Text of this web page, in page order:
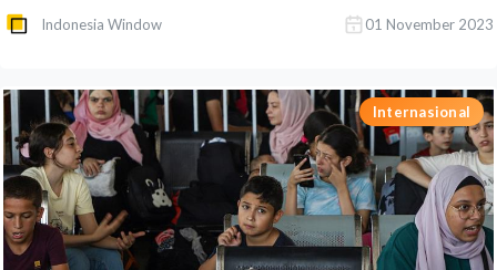
Indonesia Window 01 November 2023
Internasional